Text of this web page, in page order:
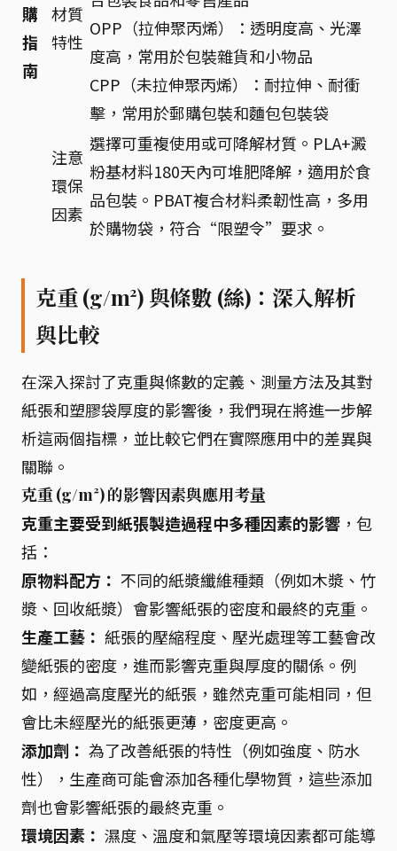
購
指
南
材質
特性
OPP（拉伸聚丙烯）：透明度高、光澤
度高，常用於包裝雜貨和小物品
CPP（未拉伸聚丙烯）：耐拉伸、耐衝
擊，常用於郵購包裝和麵包包裝袋
注意
環保
因素
選擇可重複使用或可降解材質。PLA+澱
粉基材料180天內可堆肥降解，適用於食
品包裝。PBAT複合材料柔韌性高，多用
於購物袋，符合“限塑令”要求。
克重 (g/m²) 與條數 (絲)：深入解析
與比較
在深入探討了克重與條數的定義、測量方法及其對
紙張和塑膠袋厚度的影響後，我們現在將進一步解
析這兩個指標，並比較它們在實際應用中的差異與
關聯。
克重 (g/m²) 的影響因素與應用考量
克重主要受到紙張製造過程中多種因素的影響 ，包
括：
原物料配方： 不同的紙漿纖維種類（例如木漿、竹
漿、回收紙漿）會影響紙張的密度和最終的克重。
生產工藝： 紙張的壓縮程度、壓光處理等工藝會改
變紙張的密度，進而影響克重與厚度的關係。例
如，經過高度壓光的紙張，雖然克重可能相同，但
會比未經壓光的紙張更薄，密度更高。
添加劑： 為了改善紙張的特性（例如強度、防水
性），生產商可能會添加各種化學物質，這些添加
劑也會影響紙張的最終克重。
環境因素： 濕度、溫度和氣壓等環境因素都可能導